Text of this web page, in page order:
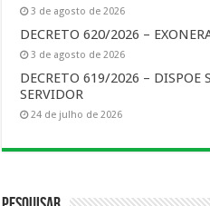
3 de agosto de 2026
DECRETO 620/2026 –
3 de agosto de 2026
DECRETO 619/2026 – DISPOE
SERVIDOR
24 de julho de 2026